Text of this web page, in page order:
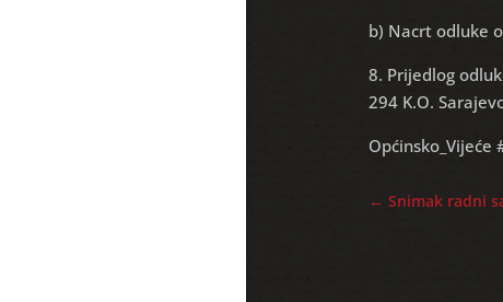
b) Nacrt odluke
8. Prijedlog
294 K.O.
Općinsko_Vijeće
← Snimak radni